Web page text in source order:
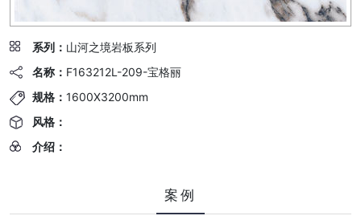
系列： 山河之境岩板系列
名称： F163212L-209-宝格丽
规格： 1600X3200mm
风格：
介绍：
案例